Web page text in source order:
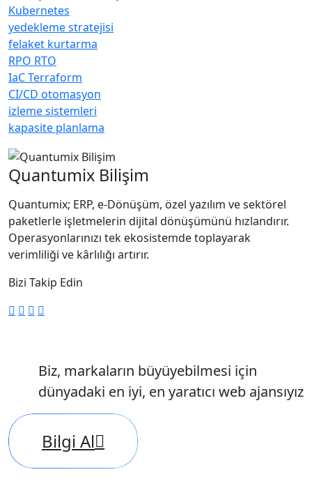
Kubernetes
yedekleme stratejisi
felaket kurtarma
RPO RTO
IaC Terraform
CI/CD otomasyon
izleme sistemleri
kapasite planlama
Quantumix Bilişim
Quantumix; ERP, e-Dönüşüm, özel yazılım ve sektörel
paketlerle işletmelerin dijital dönüşümünü hızlandırır.
Operasyonlarınızı tek ekosistemde toplayarak
verimliliği ve kârlılığı artırır.
Bizi Takip Edin
Biz, markaların büyüyebilmesi için
dünyadaki en iyi, en yaratıcı web ajansıyız
Bilgi Al